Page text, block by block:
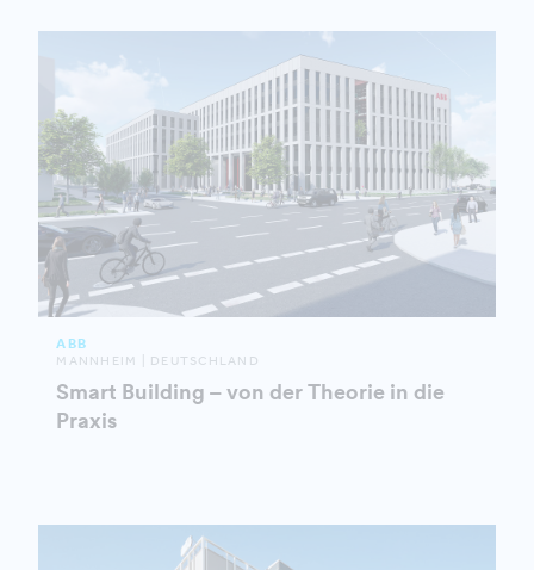
ABB
MANNHEIM | DEUTSCHLAND
Smart Building – von der Theorie in die
Praxis